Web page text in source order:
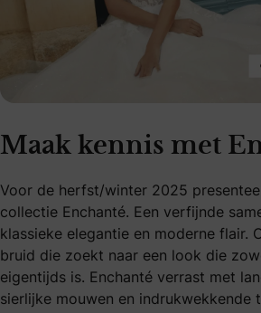
Maak kennis met
Voor de herfst/winter 2025
collectie Enchanté. Een verfijnde
klassieke elegantie en moderne flair.
bruid die zoekt naar een look die
eigentijds is. Enchanté verrast met
sierlijke mouwen en indrukwekkende